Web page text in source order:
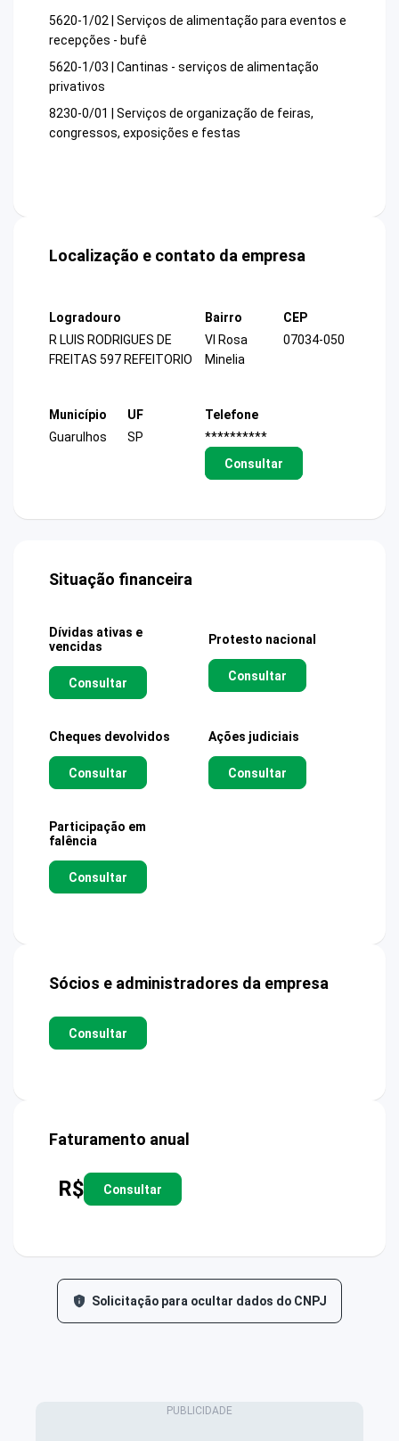
5620-1/02 | Serviços de alimentação para eventos e
recepções - bufê
5620-1/03 | Cantinas - serviços de alimentação
privativos
8230-0/01 | Serviços de organização de feiras,
congressos, exposições e festas
Localização e contato da empresa
Logradouro
R LUIS RODRIGUES DE
FREITAS 597 REFEITORIO
Bairro
Vl Rosa
Minelia
CEP
07034-050
Município
Guarulhos
UF
SP
Telefone
**********
Consultar
Situação financeira
Dívidas ativas e
vencidas
Consultar
Protesto nacional
Consultar
Cheques devolvidos
Consultar
Ações judiciais
Consultar
Participação em
falência
Consultar
Sócios e administradores da empresa
Consultar
Faturamento anual
R$ Consultar
Solicitação para ocultar dados do CNPJ